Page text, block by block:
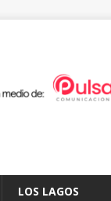
LOS LAGOS